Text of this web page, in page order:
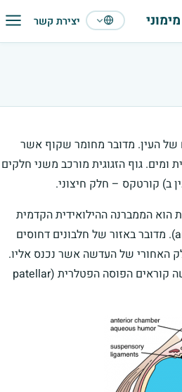
עברית יצירת קשר
כ80% מהנפח של העין. מדובר מחומר שקוף אשר
ומים. גוף הזגוגית מורכב משני חלקים
ב) קורטקס – חלק חיצוני.
הוא הממברנה ההילואידית הקדמית
(anterior hyaloid membrane). מדובר באזור של חלבונים דחוסים
האחורי של העדשה אשר נכנס אליו.
לשקע שנוצר כתוצאה מהעדשה קוראים הפוסה הפטלרית (patellar